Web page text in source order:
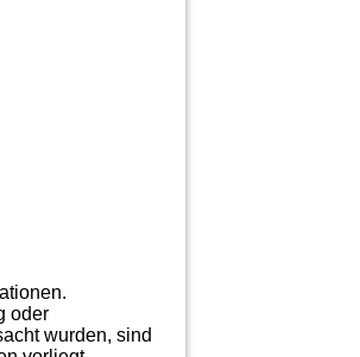
oder
wurden, sind